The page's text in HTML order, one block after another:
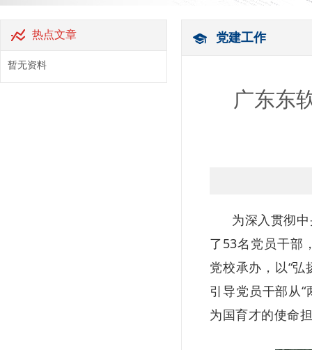
热点文章
暂无资料
党建工作
广东东
为深入贯彻
了53名党员干部
党校承办， 以“弘
引导党员干部从
为国育才的使命